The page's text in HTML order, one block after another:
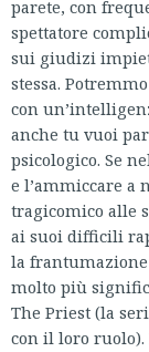
parete, con
spettatore
sui giudizi
stessa.
con
anche tu vuoi
psicologico. Se
e l’ammiccare a
tragicomico alle
ai suoi difficili
la
molto più
The Priest (la
con il loro ruolo).